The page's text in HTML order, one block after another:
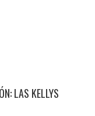
LAS KELLYS